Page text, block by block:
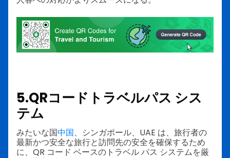
5.QRコードトラベルパス シス
テム
みたいな国中国、シンガポール、UAE は、旅行者の
最新かつ安全な旅行と訪問先の安全を確保するため
に、QR コード ベースのトラベル パス システムを厳